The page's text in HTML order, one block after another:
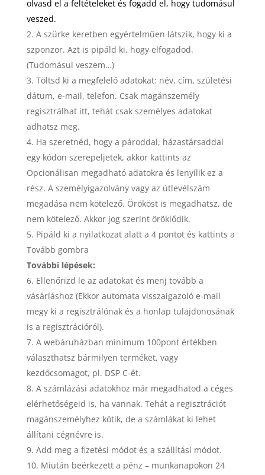
olvasd el a feltételeket és fogadd el, hogy tudomásul
veszed.
A szürke keretben egyértelműen látszik, hogy ki a
szponzor. Azt is pipáld ki, hogy elfogadod.
(Tudomásul veszem…)
Töltsd ki a megfelelő adatokat: név, cím, születési
dátum, e-mail, telefon. Csak magánszemély
regisztrálhat itt, tehát csak személyes adatokat
adhatsz meg.
Ha szeretnéd, hogy a pároddal, házastársaddal
egy kódon szerepeljetek, akkor kattints az
Opcionálisan megadható adatokra és lenyílik ez a
rész. A személyigazolvány vagy az útlevélszám
megadása nem kötelező. Örököst is megadhatsz, de
nem kötelező. Akkor jog szerint öröklődik.
Pipáld ki a nyilatkozat alatt a 4 pontot és kattints a
Tovább gombra
További lépések:
Ellenőrizd le az adatokat és menj tovább a
vásárláshoz (Ekkor automata visszaigazoló e-mail
megy ki a regisztrálónak és a honlap tulajdonosának
is a regisztrációról).
A webáruházban minimum 100pont értékben
választhatsz bármilyen terméket, vagy
kezdőcsomagot, pl. DSP C-ét.
A számlázási adatokhoz már megadhatod a céges
elérhetőségeid is, ha vannak. Tehát a regisztrációt
magánszemélyhez kötik, de a számlákat ki lehet
állítani cégnévre is.
Add meg a fizetési módot és a szállítási módot.
Miután beérkezett a pénz – munkanapokon 24